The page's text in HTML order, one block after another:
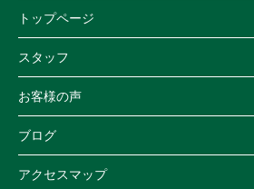
トップページ
スタッフ
お客様の声
ブログ
アクセスマップ